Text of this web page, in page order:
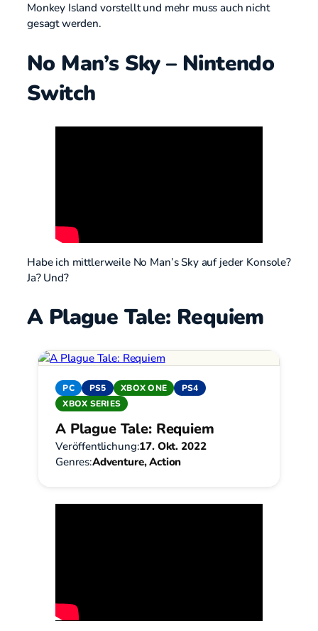
Monkey Island vorstellt und mehr muss auch nicht
gesagt werden.
No Man’s Sky – Nintendo
Switch
Habe ich mittlerweile No Man’s Sky auf jeder Konsole?
Ja? Und?
A Plague Tale: Requiem
PC PS5 XBOX ONE
PS4
XBOX SERIES
A Plague Tale: Requiem
Veröffentlichung:17. Okt. 2022
Genres:Adventure, Action